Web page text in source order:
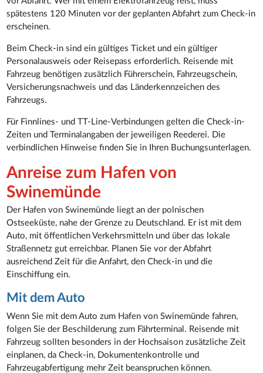
spätestens 120 Minuten vor der geplanten Abfahrt zum Check-in
erscheinen.
Beim Check-in sind ein gültiges Ticket und ein gültiger
Personalausweis oder Reisepass erforderlich. Reisende mit
Fahrzeug benötigen zusätzlich Führerschein, Fahrzeugschein,
Versicherungsnachweis und das Länderkennzeichen des
Fahrzeugs.
Für Finnlines- und TT-Line-Verbindungen gelten die Check-in-
Zeiten und Terminalangaben der jeweiligen Reederei. Die
verbindlichen Hinweise finden Sie in Ihren Buchungsunterlagen.
Anreise zum Hafen von
Swinemünde
Der Hafen von Swinemünde liegt an der polnischen
Ostseeküste, nahe der Grenze zu Deutschland. Er ist mit dem
Auto, mit öffentlichen Verkehrsmitteln und über das lokale
Straßennetz gut erreichbar. Planen Sie vor der Abfahrt
ausreichend Zeit für die Anfahrt, den Check-in und die
Einschiffung ein.
Mit dem Auto
Wenn Sie mit dem Auto zum Hafen von Swinemünde fahren,
folgen Sie der Beschilderung zum Fährterminal. Reisende mit
Fahrzeug sollten besonders in der Hochsaison zusätzliche Zeit
einplanen, da Check-in, Dokumentenkontrolle und
Fahrzeugabfertigung mehr Zeit beanspruchen können.